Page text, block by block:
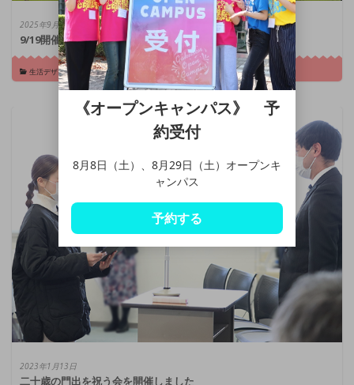
2025年9月15日
9/19開催「おかざきカントリーフェスタ」に出店します
生活デザイン総合学科
2023年1月13日
二十歳の門出を祝う会を開催しました
《オープンキャンパス》 予
約受付
8月8日（土）、8月29日（土）オープンキ
ャンパス
予約する